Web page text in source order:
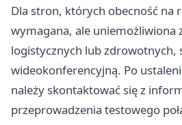
Dla stron, których obecność na
wymagana, ale uniemożliwiona
logistycznych lub zdrowotnych,
wideokonferencyjną. Po
należy skontaktować się z
przeprowadzenia testowego